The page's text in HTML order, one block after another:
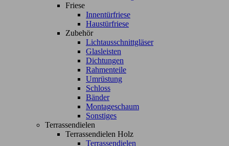
Friese
Innentürfriese
Haustürfriese
Zubehör
Lichtausschnittgläser
Glasleisten
Dichtungen
Rahmenteile
Umrüstung
Schloss
Bänder
Montageschaum
Sonstiges
Terrassendielen
Terrassendielen Holz
Terrassendielen